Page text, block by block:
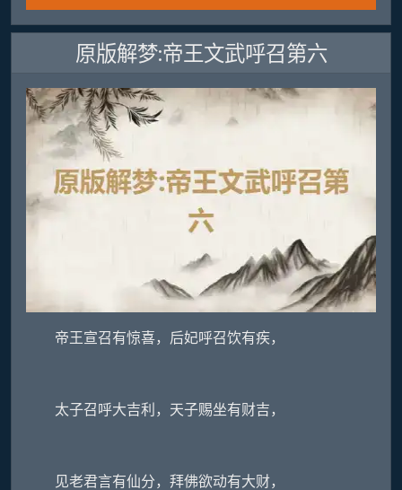
原版解梦:帝王文武呼召第六
帝王宣召有惊喜，后妃呼召饮有疾，
太子召呼大吉利，天子赐坐有财吉，
见老君言有仙分，拜佛欲动有大财，